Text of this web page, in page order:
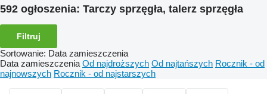
592 ogłoszenia: Tarczy sprzęgła, talerz sprzęgła
Filtruj
Sortowanie: Data zamieszczenia
Data zamieszczenia Od najdroższych Od najtańszych Rocznik - od
najnowszych Rocznik - od najstarszych